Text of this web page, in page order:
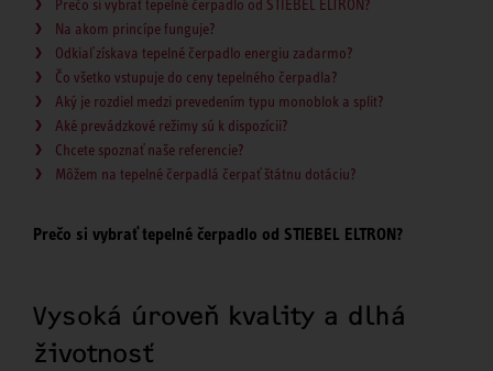
Prečo si vybrať tepelné čerpadlo od STIEBEL ELTRON?
Na akom princípe funguje?
Odkiaľ získava tepelné čerpadlo energiu zadarmo?
Čo všetko vstupuje do ceny tepelného čerpadla?
Aký je rozdiel medzi prevedením typu monoblok a split?
Aké prevádzkové režimy sú k dispozícii?
Chcete spoznať naše referencie?
Môžem na tepelné čerpadlá čerpať štátnu dotáciu?
Prečo si vybrať tepelné čerpadlo od STIEBEL ELTRON?
Vysoká úroveň kvality a dlhá
životnosť